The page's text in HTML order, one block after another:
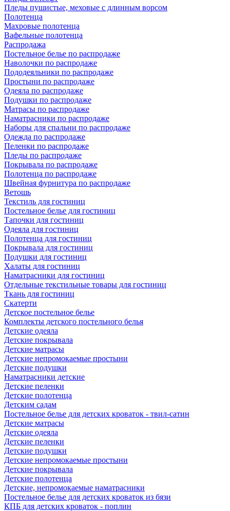
Пледы пушистые, меховые с длинным ворсом
Полотенца
Махровые полотенца
Вафельные полотенца
Распродажа
Постельное белье по распродаже
Наволочки по распродаже
Пододеяльники по распродаже
Простыни по распродаже
Одеяла по распродаже
Подушки по распродаже
Матрасы по распродаже
Наматрасники по распродаже
Наборы для спальни по распродаже
Одежда по распродаже
Пеленки по распродаже
Пледы по распродаже
Покрывала по распродаже
Полотенца по распродаже
Швейная фурнитура по распродаже
Ветошь
Текстиль для гостиниц
Постельное белье для гостиниц
Тапочки для гостиниц
Одеяла для гостиниц
Полотенца для гостиниц
Покрывала для гостиниц
Подушки для гостиниц
Халаты для гостиниц
Наматрасники для гостиниц
Отдельные текстильные товары для гостиниц
Ткань для гостиниц
Скатерти
Детское постельное белье
Комплекты детского постельного белья
Детские одеяла
Детские покрывала
Детские матрасы
Детские непромокаемые простыни
Детские подушки
Наматрасники детские
Детские пеленки
Детские полотенца
Детским садам
Постельное белье для детских кроваток - твил-сатин
Детские матрасы
Детские одеяла
Детские пеленки
Детские подушки
Детские непромокаемые простыни
Детские покрывала
Детские полотенца
Детские, непромокаемые наматрасники
Постельное белье для детских кроваток из бязи
КПБ для детских кроваток - поплин